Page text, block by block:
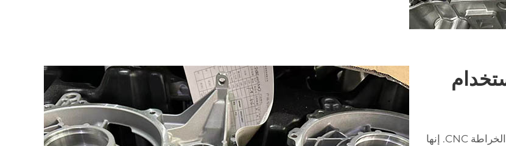
معركة تصنيع المعادن - كيف يتم التحويل باستخدام ماكينات الخراطة CNC. إنها